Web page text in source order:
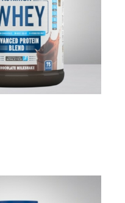
Proteinko Svi proizvodi
рсд